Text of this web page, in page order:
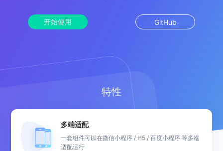
关于我们
开始使用 GitHub
特性
多端适配
一套组件可以在微信小程序 / H5 / 百度小程序 等多端
适配运行